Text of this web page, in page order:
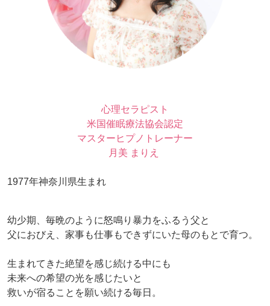
心理セラピスト
米国催眠療法協会認定
マスターヒプノトレーナー
月美 まりえ
1977年神奈川県生まれ
幼少期、毎晩のように怒鳴り暴力をふるう父と
父におびえ、家事も仕事もできずにいた母のもとで育つ。
生まれてきた絶望を感じ続ける中にも
未来への希望の光を感じたいと
救いが宿ることを願い続ける毎日。